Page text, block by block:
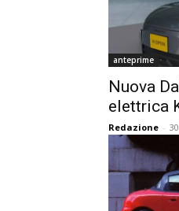
anteprime
Nuova
elettrica
Redazione -